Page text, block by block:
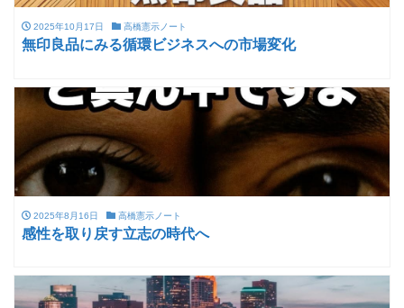
2025年10月17日 高橋憲示ノート
無印良品にみる循環ビジネスへの市場変化
2025年8月16日 高橋憲示ノート
感性を取り戻す立志の時代へ